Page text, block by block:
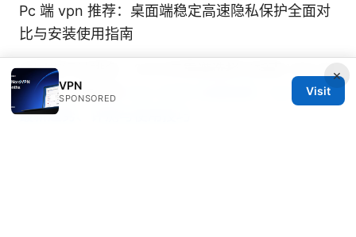
Pc 端 vpn 推荐：桌面端稳定高速隐私保护全面对
比与安装使用指南
中国旅行社排名：2025年靠谱选择与指南 VPN 安
全上网 全面指南
Vpn 2026 全面指南：Vpn 2026
最新趋势、评测与使用技巧
×
VPN
SPONSORED
Visit